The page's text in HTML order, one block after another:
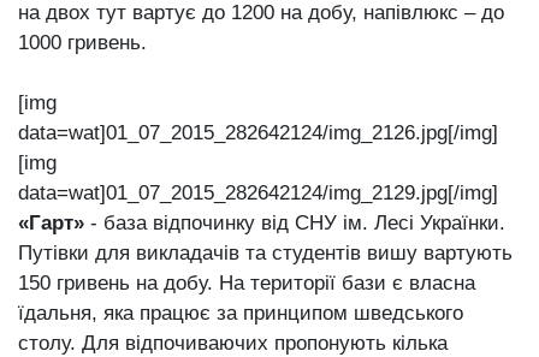
на двох тут вартує до 1200 на добу, напівлюкс – до
1000 гривень.
[img
data=wat]01_07_2015_282642124/img_2126.jpg[/img]
[img
data=wat]01_07_2015_282642124/img_2129.jpg[/img]
«Гарт» - база відпочинку від СНУ ім. Лесі Українки.
Путівки для викладачів та студентів вишу вартують
150 гривень на добу. На території бази є власна
їдальня, яка працює за принципом шведського
столу. Для відпочиваючих пропонують кілька